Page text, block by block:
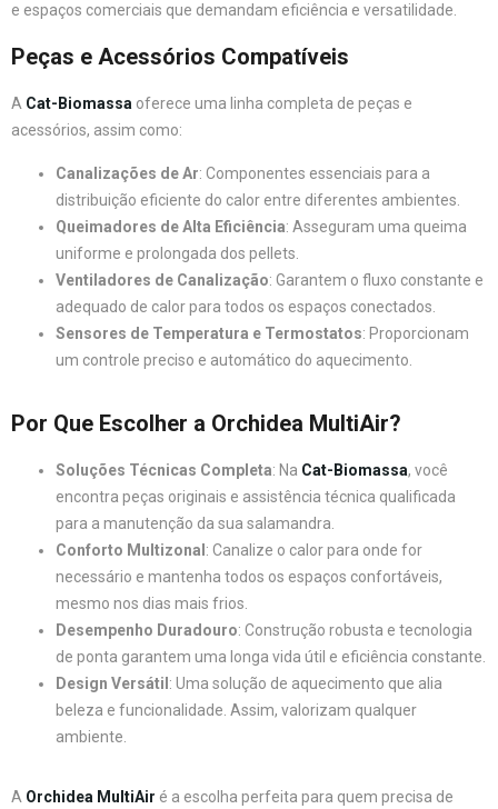
e espaços comerciais que demandam eficiência e versatilidade.
Peças e Acessórios Compatíveis
A Cat-Biomassa oferece uma linha completa de peças e
acessórios, assim como:
Canalizações de Ar: Componentes essenciais para a
distribuição eficiente do calor entre diferentes ambientes.
Queimadores de Alta Eficiência: Asseguram uma queima
uniforme e prolongada dos pellets.
Ventiladores de Canalização: Garantem o fluxo constante e
adequado de calor para todos os espaços conectados.
Sensores de Temperatura e Termostatos: Proporcionam
um controle preciso e automático do aquecimento.
Por Que Escolher a Orchidea MultiAir?
Soluções Técnicas Completa: Na Cat-Biomassa, você
encontra peças originais e assistência técnica qualificada
para a manutenção da sua salamandra.
Conforto Multizonal : Canalize o calor para onde for
necessário e mantenha todos os espaços confortáveis,
mesmo nos dias mais frios.
Desempenho Duradouro: Construção robusta e tecnologia
de ponta garantem uma longa vida útil e eficiência constante.
Design Versátil : Uma solução de aquecimento que alia
beleza e funcionalidade. Assim, valorizam qualquer
ambiente.
A Orchidea MultiAir é a escolha perfeita para quem precisa de